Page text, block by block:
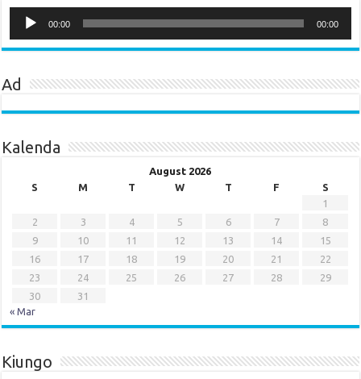
Player
00:00 00:00
Ad
Kalenda
August 2026
S
M T W T F
S
1
2
3 4 5 6 7
8
9
10 11 12 13 14
15
16
17 18 19 20 21
22
23
24 25 26 27 28
29
30
31
« Mar
Kiungo